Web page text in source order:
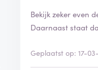
Bekijk zeker even
Daarnaast staat
Geplaatst op: 17-